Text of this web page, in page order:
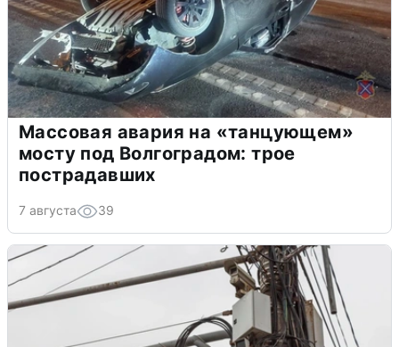
Массовая авария на «танцующем»
мосту под Волгоградом: трое
пострадавших
7 августа 39